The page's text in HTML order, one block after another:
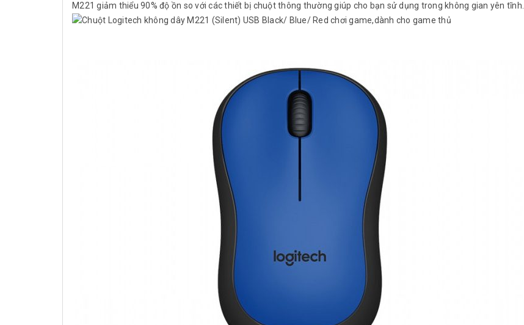
M221 giảm thiểu 90% độ ồn so với các thiết bị chuột thông thường giúp cho bạn sử dụng trong không gian yên tĩnh.